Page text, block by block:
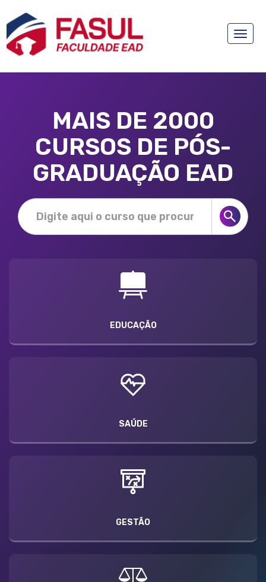
Toggle
MAIS DE 2000
CURSOS DE PÓS-
GRADUAÇÃO EAD
EDUCAÇÃO
SAÚDE
GESTÃO